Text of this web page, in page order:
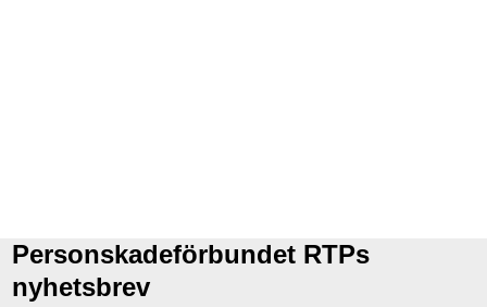
Personskadeförbundet RTPs
nyhetsbrev